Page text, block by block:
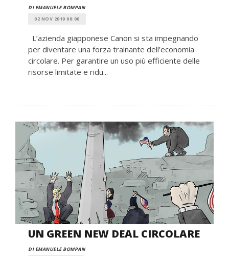
DI EMANUELE BOMPAN
02 NOV 2019 00:00
L’azienda giapponese Canon si sta impegnando
per diventare una forza trainante dell’economia
circolare. Per garantire un uso più efficiente delle
risorse limitate e ridu...
UN GREEN NEW DEAL CIRCOLARE
DI EMANUELE BOMPAN